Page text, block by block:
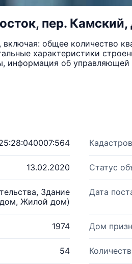
пер. Камский,
общее количество
характеристики
информация об
13.02.2020 Статус
Здание
Жилой дом)
Дата
1974 Дом
54